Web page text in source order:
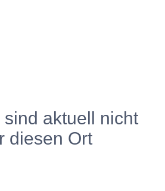
aktuell nicht
diesen Ort